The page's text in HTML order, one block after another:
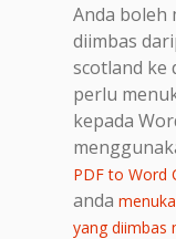
Anda boleh
diimbas
scotland ke
perlu
kepada
PDF to Word
anda
yang diimbas